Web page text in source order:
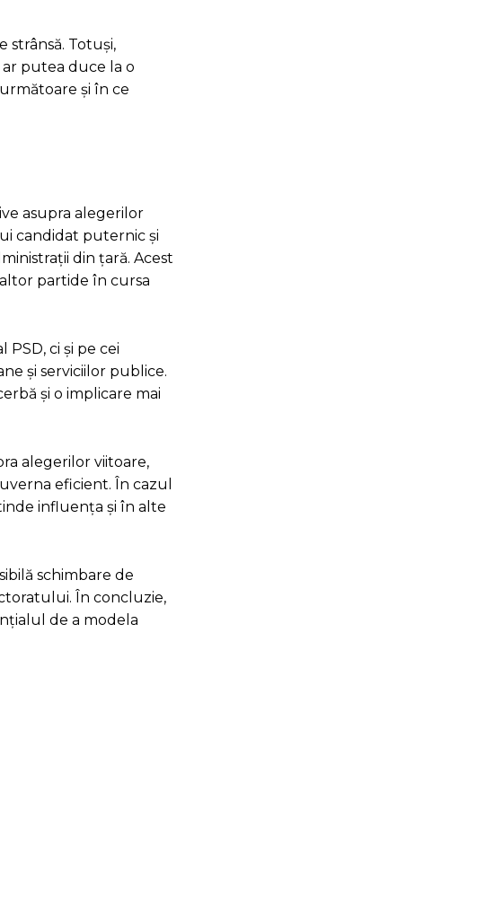
strânsă. Totuși,
putea duce la o
și în ce
asupra alegerilor
candidat puternic și
din țară. Acest
partide în cursa
ci și pe cei
și serviciilor publice.
și o implicare mai
alegerilor viitoare,
eficient. În cazul
influența și în alte
schimbare de
În concluzie,
de a modela